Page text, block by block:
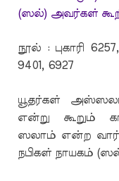
(ஸல்) அவர்கள்
நூல் : புகாரி
9401, 6927
யூதர்கள்
என்று கூறும்
ஸலாம் என்ற
நபிகள் நாயகம்